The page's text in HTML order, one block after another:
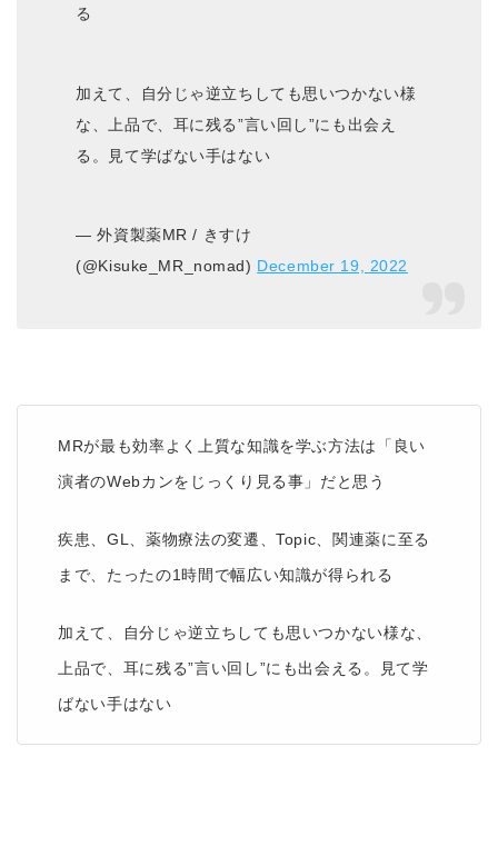
る
加えて、自分じゃ逆立ちしても思いつかない様
な、上品で、耳に残る”言い回し”にも出会え
る。見て学ばない手はない
— 外資製薬MR / きすけ
(@Kisuke_MR_nomad) December 19, 2022
MRが最も効率よく上質な知識を学ぶ方法は「良い
演者のWebカンをじっくり見る事」だと思う
疾患、GL、薬物療法の変遷、Topic、関連薬に至る
まで、たったの1時間で幅広い知識が得られる
加えて、自分じゃ逆立ちしても思いつかない様な、
上品で、耳に残る”言い回し”にも出会える。見て学
ばない手はない